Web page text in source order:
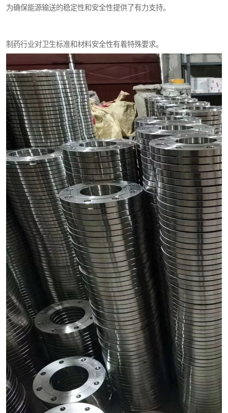
为确保能源输送的稳定性和安全性提供了有力支持。
制药行业对卫生标准和材料安全性有着特殊要求。